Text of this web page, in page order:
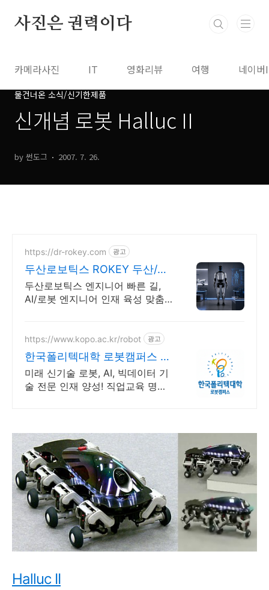
사진은 권력이다
카메라사진 IT 영화리뷰 여행 네이
물건너온 소식/신기한제품
신개념 로봇 Halluc II
by 썬도그 2007. 7. 26.
https://dr-rokey.com 광고
두산로보틱스 ROKEY 두산/미
국 기업 인턴쉽
두산로보틱스 엔지니어 빠른 길,
AI/로봇 엔지니어 인재 육성 맞춤
지!
https://www.kopo.ac.kr/robot 광고
한국폴리텍대학 로봇캠퍼스 전
국 유일의 로봇특성화 대학
미래 신기술 로봇, AI, 빅데이터 기
술 전문 인재 양성! 직업교육 명문
Halluc II